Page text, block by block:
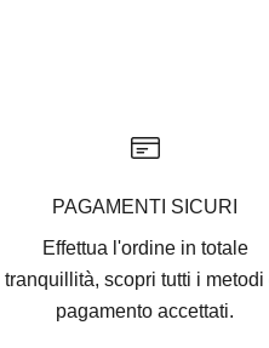
PAGAMENTI SICURI
Effettua l'ordine in totale
tranquillità, scopri tutti i metodi
pagamento accettati.